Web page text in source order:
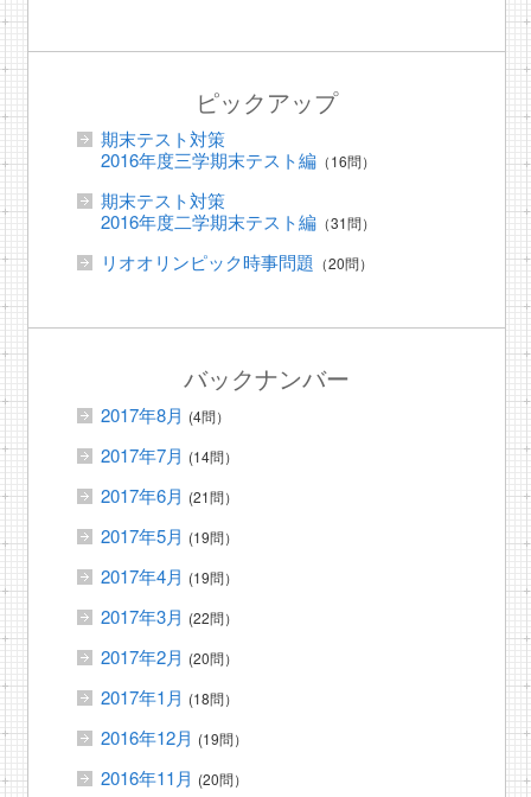
ピックアップ
期末テスト対策
2016年度三学期末テスト編（16問）
期末テスト対策
2016年度二学期末テスト編（31問）
リオオリンピック時事問題 （20問）
バックナンバー
2017年8月 (4問）
2017年7月 (14問）
2017年6月 (21問）
2017年5月 (19問）
2017年4月 (19問）
2017年3月 (22問）
2017年2月 (20問）
2017年1月 (18問）
2016年12月 (19問）
2016年11月 (20問）